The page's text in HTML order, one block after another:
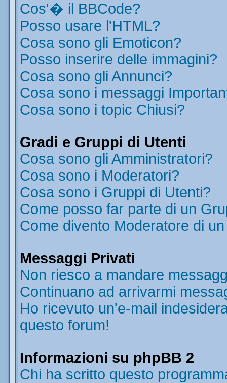
Cos'� il BBCode?
Posso usare l'HTML?
Cosa sono gli Emoticon?
Posso inserire delle immagini?
Cosa sono gli Annunci?
Cosa sono i messaggi
Cosa sono i topic Chiusi?
Gradi e Gruppi di Utenti
Cosa sono gli Amministratori?
Cosa sono i Moderatori?
Cosa sono i Gruppi di Utenti?
Come posso far parte di un
Come divento Moderatore di
Messaggi Privati
Non riesco a mandare
Continuano ad arrivarmi
Ho ricevuto un'e-mail
questo forum!
Informazioni su phpBB 2
Chi ha scritto questo